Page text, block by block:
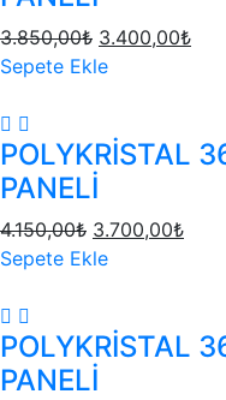
3.850,00₺ 3.400,00₺
Sepete Ekle
POLYKRİSTAL
PANELİ
4.150,00₺ 3.700,00₺
Sepete Ekle
POLYKRİSTAL
PANELİ